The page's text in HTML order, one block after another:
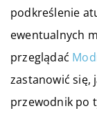
podkreślenie
ewentualnych
przeglądać
zastanowić się,
przewodnik po